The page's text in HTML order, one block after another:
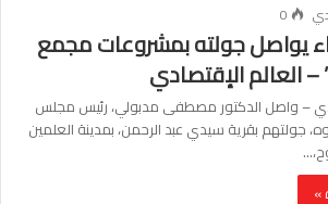
0
يواصل جولته بمشروعات مجمع
– العالم الإقتصادي
– واصل الدكتور مصطفى مدبولي، رئيس مجلس
جولتهم بقرية سيدي عبد الرحمن، بمدينة العلمين
»